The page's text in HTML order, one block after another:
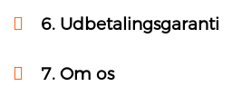
6. Udbetalingsgaranti
7. Om os